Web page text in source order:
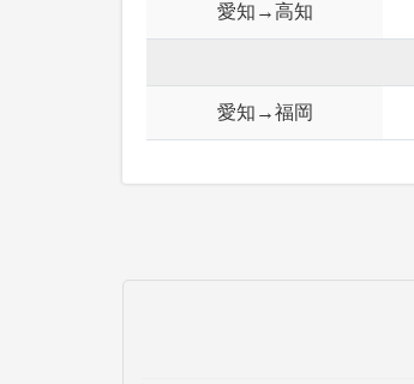
愛知→高知
愛知→福岡